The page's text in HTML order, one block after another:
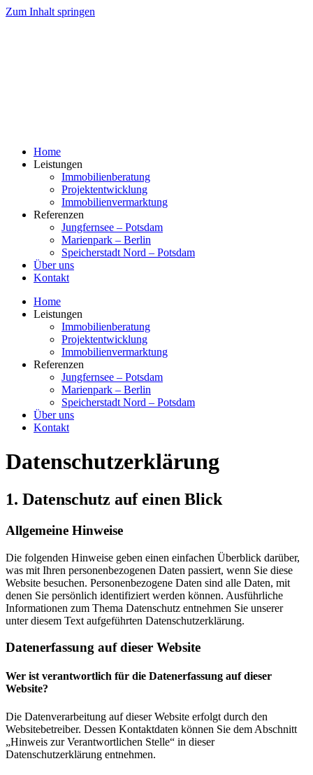
Zum Inhalt springen
Home
Leistungen
Immobilienberatung
Projektentwicklung
Immobilienvermarktung
Referenzen
Jungfernsee – Potsdam
Marienpark – Berlin
Speicherstadt Nord – Potsdam
Über uns
Kontakt
Home
Leistungen
Immobilienberatung
Projektentwicklung
Immobilienvermarktung
Referenzen
Jungfernsee – Potsdam
Marienpark – Berlin
Speicherstadt Nord – Potsdam
Über uns
Kontakt
Datenschutz­erklärung
1. Datenschutz auf einen Blick
Allgemeine Hinweise
Die folgenden Hinweise geben einen einfachen Überblick darüber,
was mit Ihren personenbezogenen Daten passiert, wenn Sie diese
Website besuchen. Personenbezogene Daten sind alle Daten, mit
denen Sie persönlich identifiziert werden können. Ausführliche
Informationen zum Thema Datenschutz entnehmen Sie unserer
unter diesem Text aufgeführten Datenschutzerklärung.
Datenerfassung auf dieser Website
Wer ist verantwortlich für die Datenerfassung auf dieser
Website?
Die Datenverarbeitung auf dieser Website erfolgt durch den
Websitebetreiber. Dessen Kontaktdaten können Sie dem Abschnitt
„Hinweis zur Verantwortlichen Stelle“ in dieser
Datenschutzerklärung entnehmen.